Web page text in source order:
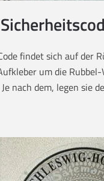
findet sich auf der
um die
nach dem, legen sie